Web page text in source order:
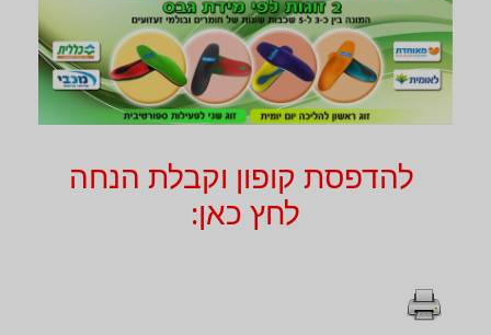
להדפסת קופון וקבלת הנחה
לחץ כאן: